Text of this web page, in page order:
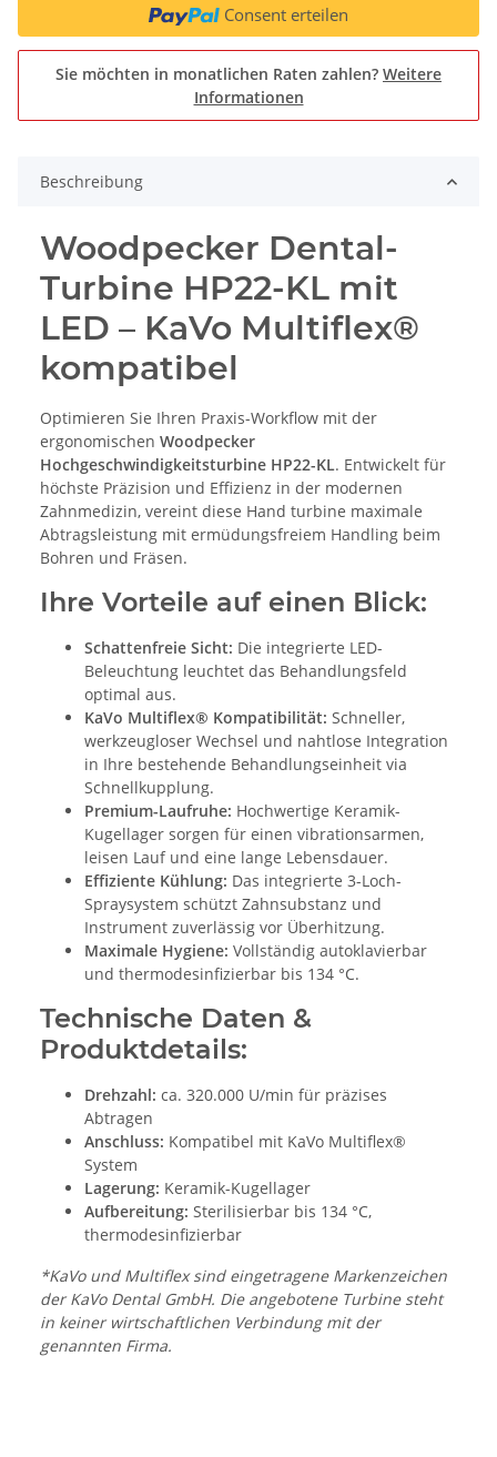
Consent erteilen
Sie möchten in monatlichen Raten zahlen? Weitere
Informationen
Beschreibung
Woodpecker Dental-
Turbine HP22-KL mit
LED – KaVo Multiflex®
kompatibel
Optimieren Sie Ihren Praxis-Workflow mit der
ergonomischen Woodpecker
Hochgeschwindigkeitsturbine HP22-KL. Entwickelt für
höchste Präzision und Effizienz in der modernen
Zahnmedizin, vereint diese Hand turbine maximale
Abtragsleistung mit ermüdungsfreiem Handling beim
Bohren und Fräsen.
Ihre Vorteile auf einen Blick:
Schattenfreie Sicht: Die integrierte LED-
Beleuchtung leuchtet das Behandlungsfeld
optimal aus.
KaVo Multiflex® Kompatibilität: Schneller,
werkzeugloser Wechsel und nahtlose Integration
in Ihre bestehende Behandlungseinheit via
Schnellkupplung.
Premium-Laufruhe: Hochwertige Keramik-
Kugellager sorgen für einen vibrationsarmen,
leisen Lauf und eine lange Lebensdauer.
Effiziente Kühlung: Das integrierte 3-Loch-
Spraysystem schützt Zahnsubstanz und
Instrument zuverlässig vor Überhitzung.
Maximale Hygiene: Vollständig autoklavierbar
und thermodesinfizierbar bis 134 °C.
Technische Daten &
Produktdetails:
Drehzahl: ca. 320.000 U/min für präzises
Abtragen
Anschluss: Kompatibel mit KaVo Multiflex®
System
Lagerung: Keramik-Kugellager
Aufbereitung: Sterilisierbar bis 134 °C,
thermodesinfizierbar
*KaVo und Multiflex sind eingetragene Markenzeichen
der KaVo Dental GmbH. Die angebotene Turbine steht
in keiner wirtschaftlichen Verbindung mit der
genannten Firma.